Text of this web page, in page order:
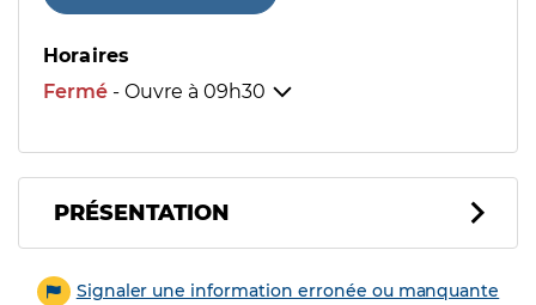
Horaires
Fermé - Ouvre à 09h30
PRÉSENTATION
Signaler une information erronée ou manquante